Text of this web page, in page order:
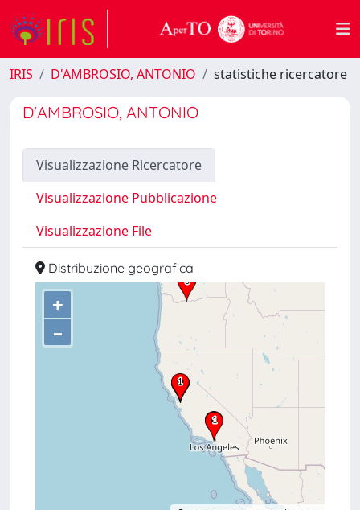
IRIS D'AMBROSIO, ANTONIO statistiche ricercatore
D'AMBROSIO, ANTONIO
Visualizzazione Ricercatore
Visualizzazione Pubblicazione
Visualizzazione File
Distribuzione geografica
+
–